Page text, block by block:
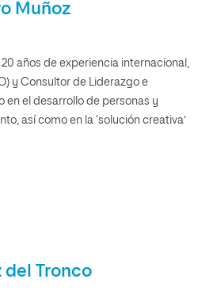
Muñoz
años de experiencia internacional,
y Consultor de Liderazgo e
en el desarrollo de personas y
así como en la ‘solución creativa’
del Tronco